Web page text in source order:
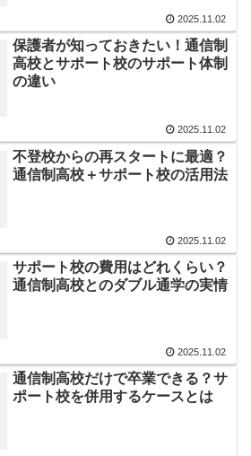
2025.11.02
保護者が知っておきたい！通信制
高校とサポート校のサポート体制
の違い
2025.11.02
不登校からの再スタートに最適？
通信制高校＋サポート校の活用法
2025.11.02
サポート校の費用はどれくらい？
通信制高校とのダブル通学の実情
2025.11.02
通信制高校だけで卒業できる？サ
ポート校を併用するケースとは